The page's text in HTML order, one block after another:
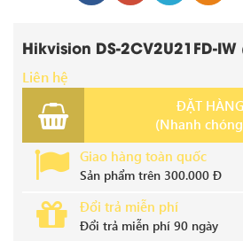
Hikvision DS-2CV2U21FD-
Liên hệ
ĐẶT
(Nhanh
Giao hàng toàn quốc
Sản phẩm trên 300.000 Đ
Đổi trả miễn phí
Đổi trả miễn phí 90 ngày